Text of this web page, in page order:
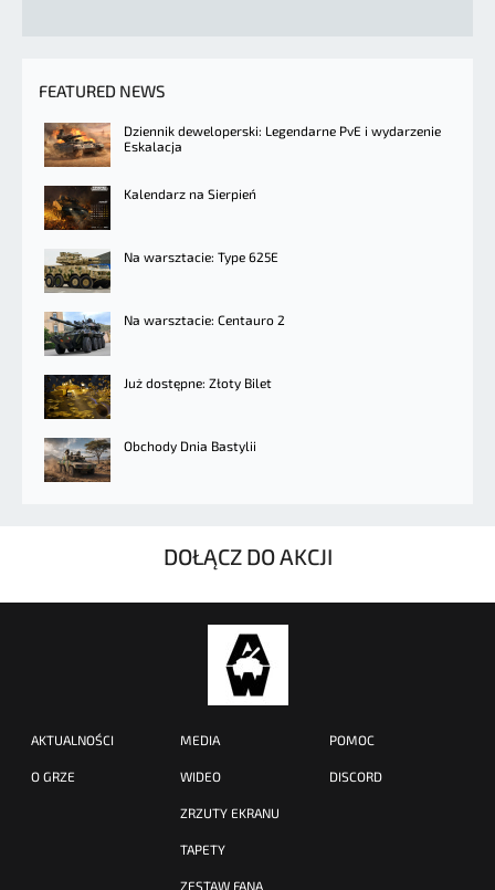
FEATURED NEWS
Dziennik deweloperski: Legendarne PvE i wydarzenie
Eskalacja
Kalendarz na Sierpień
Na warsztacie: Type 625E
Na warsztacie: Centauro 2
Już dostępne: Złoty Bilet
Obchody Dnia Bastylii
DOŁĄCZ DO AKCJI
AKTUALNOŚCI
O GRZE
MEDIA
WIDEO
ZRZUTY EKRANU
TAPETY
ZESTAW FANA
POMOC
DISCORD